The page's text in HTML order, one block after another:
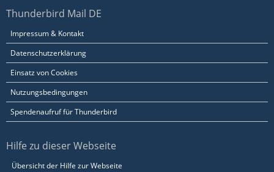
Thunderbird Mail DE
Impressum & Kontakt
Datenschutzerklärung
Einsatz von Cookies
Nutzungsbedingungen
Spendenaufruf für Thunderbird
Hilfe zu dieser Webseite
Übersicht der Hilfe zur Webseite